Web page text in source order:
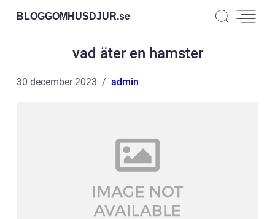
BLOGGOMHUSDJUR.se
vad äter en hamster
30 december 2023 admin